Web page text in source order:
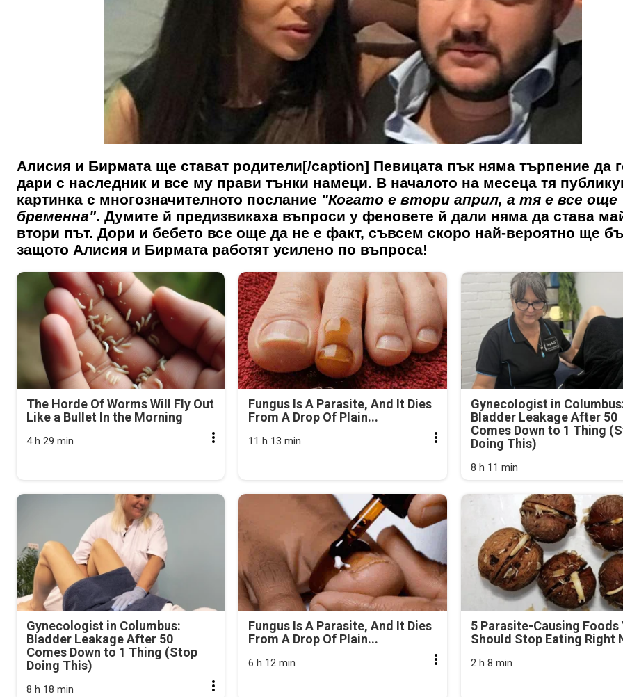
Алисия и Бирмата ще стават родители[/caption] Певицата пък няма търпение да
дари с наследник и все му прави тънки намеци. В началото на месеца тя
картинка с многозначителното послание "Когато е втори април, а тя е все още
бременна". Думите й предизвикаха въпроси у феновете й дали няма да става
втори път. Дори и бебето все още да не е факт, съвсем скоро най-вероятно ще
защото Алисия и Бирмата работят усилено по въпроса!
The Horde Of Worms Will Fly Out
Like a Bullet In the Morning
4 h 29 min
Fungus Is A Parasite, And It Dies
From A Drop Of Plain...
11 h 13 min
Gynecologist in
Bladder Leakage After 50
Comes Down to 1 Thing
Doing This)
8 h 11 min
Gynecologist in Columbus:
Bladder Leakage After 50
Comes Down to 1 Thing (Stop
Doing This)
8 h 18 min
Fungus Is A Parasite, And It Dies
From A Drop Of Plain...
6 h 12 min
5 Parasite-Causing Foods
Should Stop Eating Right
2 h 8 min